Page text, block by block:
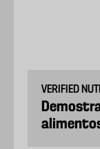
VERIFIED